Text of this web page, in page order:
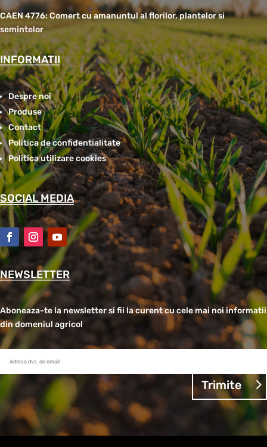
CAEN 4776: Comert cu amanuntul al florilor, plantelor si
semintelor
INFORMATII
Despre noi
Produse
Contact
Politica de confidentialitate
Politica utilizare cookies
SOCIAL MEDIA
NEWSLETTER
Aboneaza-te la newsletter si fii la curent cu cele mai noi informatii
din domeniul agricol
Trimite